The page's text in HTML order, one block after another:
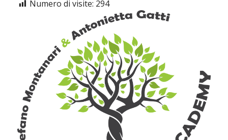
Numero di visite: 294